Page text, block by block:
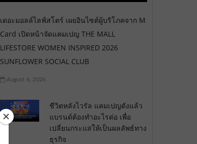
เดอะมอลล์ไลฟ์สโตร์ เผยอินไซต์ผู้บริโภคจาก M
Card เปิดหน้าจัดแคมเปญ THE MALL
LIFESTORE WOMEN INSPIRED 2026
SUNFLOWER SOCIAL CLUB
August 6, 2026
ชีวิตหลังไวรัล แคมเปญดังแล้ว
แบรนด์ต้องทำอะไรต่อ เพื่อ
เปลี่ยนกระแสให้เป็นผลลัพธ์ทาง
ธุรกิจ